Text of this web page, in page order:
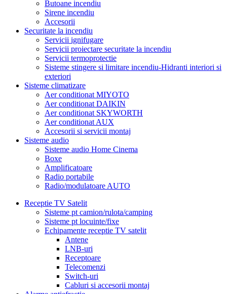
Butoane incendiu
Sirene incendiu
Accesorii
Securitate la incendiu
Servicii ignifugare
Servicii proiectare securitate la incendiu
Servicii termoprotectie
Sisteme stingere si limitare incendiu-Hidranti interiori si
exteriori
Sisteme climatizare
Aer conditionat MIYOTO
Aer conditionat DAIKIN
Aer conditionat SKYWORTH
Aer conditionat AUX
Accesorii si servicii montaj
Sisteme audio
Sisteme audio Home Cinema
Boxe
Amplificatoare
Radio portabile
Radio/modulatoare AUTO
Receptie TV Satelit
Sisteme pt camion/rulota/camping
Sisteme pt locuinte/fixe
Echipamente receptie TV satelit
Antene
LNB-uri
Receptoare
Telecomenzi
Switch-uri
Cabluri si accesorii montaj